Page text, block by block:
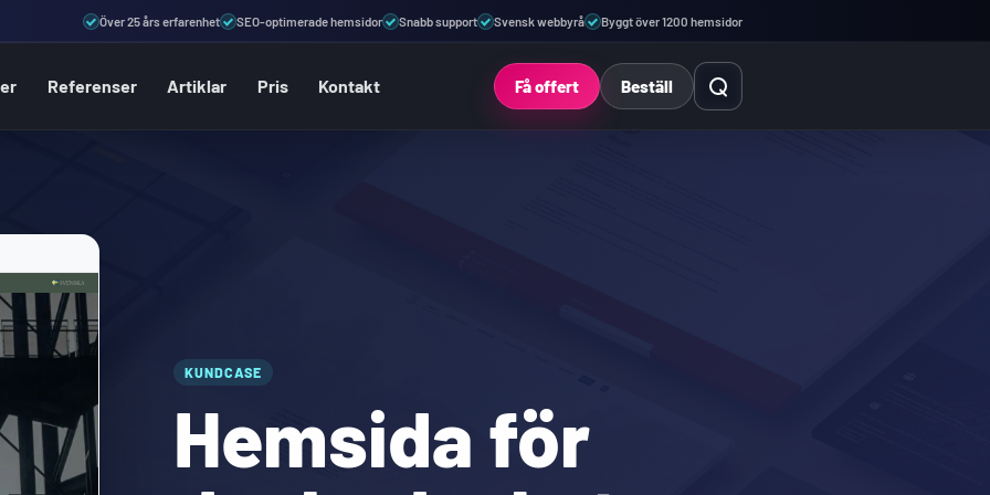
Över 25 års erfarenhet SEO-optimerade hemsidor Snabb support Svensk webbyrå Byggt över 1200 hemsidor
Referenser Artiklar Pris Kontakt Få offert Beställ Öppna sök
KUNDCASE
Hemsida för